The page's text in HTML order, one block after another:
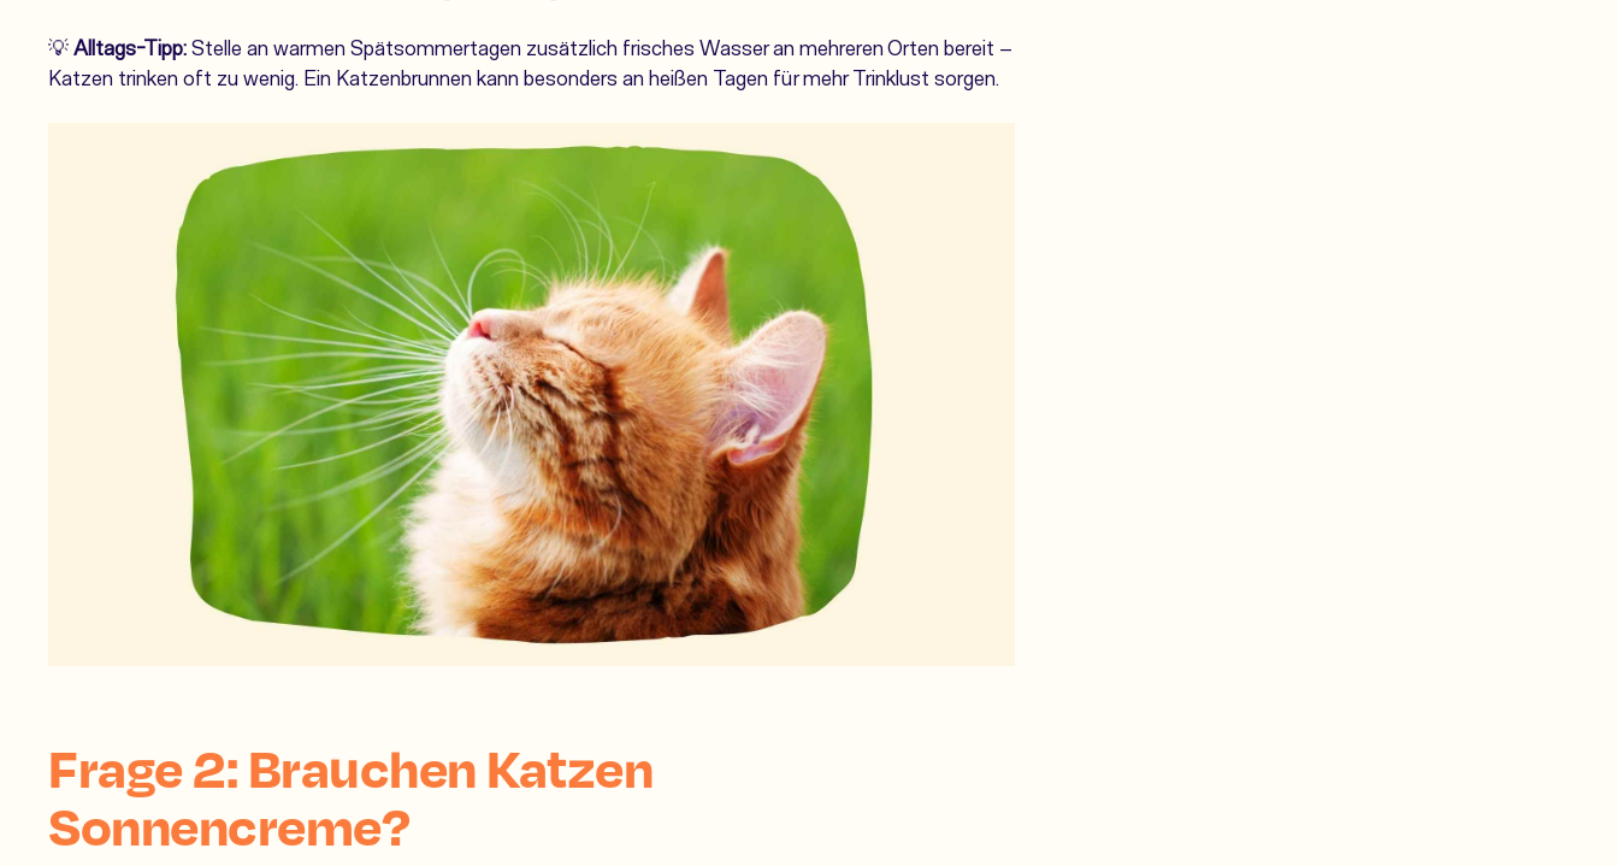
💡 Alltags-Tipp: Stelle an warmen Spätsommertagen zusätzlich frisches Wasser an mehreren Orten bereit –
Katzen trinken oft zu wenig. Ein Katzenbrunnen kann besonders an heißen Tagen für mehr Trinklust sorgen.
Frage 2: Brauchen Katzen
Sonnencreme?